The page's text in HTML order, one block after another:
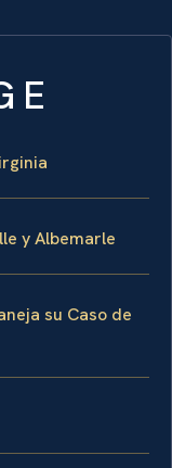
y Albemarle
su Caso de